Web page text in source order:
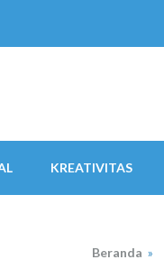
KREATIVITAS
Beranda »